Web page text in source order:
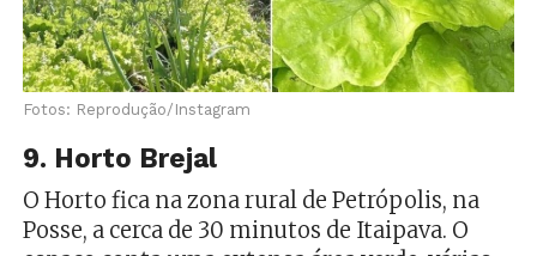
Fotos: Reprodução/Instagram
9. Horto Brejal
O Horto fica na zona rural de Petrópolis, na
Posse, a cerca de 30 minutos de Itaipava. O